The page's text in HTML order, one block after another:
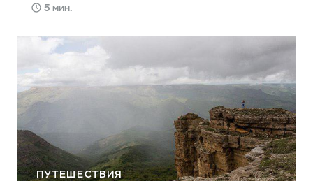
5 мин.
ПУТЕШЕСТВИЯ